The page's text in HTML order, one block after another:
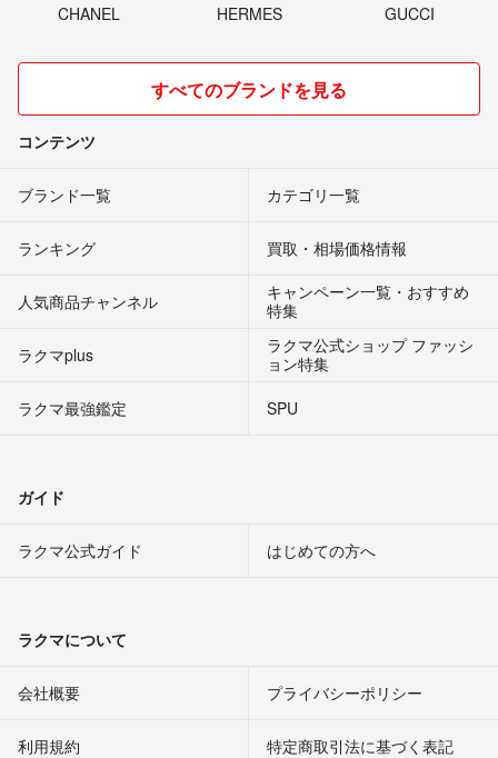
CHANEL HERMES GUCCI
すべてのブランドを見る
コンテンツ
ブランド一覧 カテゴリ一覧
ランキング 買取・相場価格情報
人気商品チャンネル
キャンペーン一覧・おすすめ
特集
ラクマplus
ラクマ公式ショップ ファッシ
ョン特集
ラクマ最強鑑定
SPU
ガイド
ラクマ公式ガイド はじめての方へ
ラクマについて
会社概要 プライバシーポリシー
利用規約 特定商取引法に基づく表記